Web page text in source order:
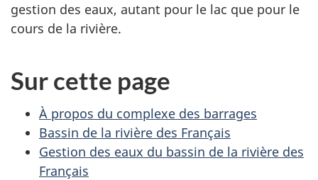
gestion des eaux, autant pour le lac que pour le
cours de la rivière.
Sur cette page
À propos du complexe des barrages
Bassin de la rivière des Français
Gestion des eaux du bassin de la rivière des
Français